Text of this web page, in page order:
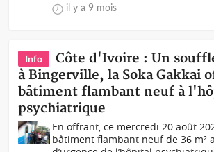
il y a 9 mois
Info
Côte d'Ivoire : Un
à Bingerville, la Soka Gakkai
bâtiment flambant neuf à
psychiatrique
En offrant, ce mercredi 20 août
bâtiment flambant neuf de 36 m²